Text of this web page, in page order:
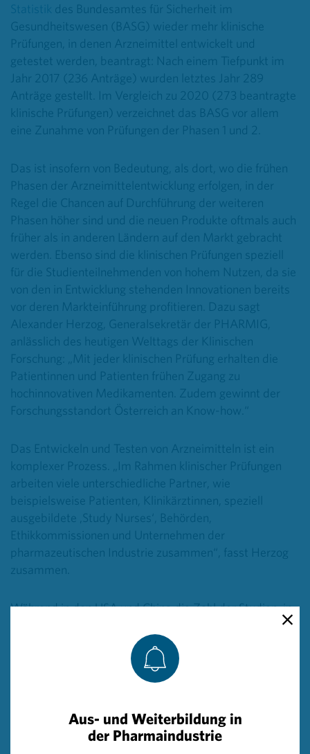
Statistik des Bundesamtes für Sicherheit im
Gesundheitswesen (BASG) wieder mehr klinische
Prüfungen, in denen Arzneimittel entwickelt und
getestet werden, beantragt: Nach einem Tiefpunkt im
Jahr 2017 (236 Anträge) wurden letztes Jahr 289
Anträge gestellt. Im Vergleich zu 2020 (273 beantragte
klinische Prüfungen) verzeichnet das BASG vor allem
eine Zunahme von Prüfungen der Phasen 1 und 2.
Das ist insofern von Bedeutung, als dort, wo die frühen
Phasen der Arzneimittelentwicklung erfolgen, in der
Regel die Chancen auf Durchführung der weiteren
Phasen höher sind und die neuen Produkte oftmals auch
früher als in anderen Ländern auf den Markt gebracht
werden. Ebenso sind die klinischen Prüfungen speziell
für die Studienteilnehmenden von hohem Nutzen, da sie
von den in Entwicklung stehenden Innovationen bereits
vor deren Markteinführung profitieren. Dazu sagt
Alexander Herzog, Generalsekretär der PHARMIG,
anlässlich des heutigen Welttags der Klinischen
Forschung: „Mit jeder klinischen Prüfung erhalten die
Patientinnen und Patienten frühen Zugang zu
hochinnovativen Medikamenten. Zudem gewinnt der
Forschungsstandort Österreich an Know-how.“
Das Entwickeln und Testen von Arzneimitteln ist ein
komplexer Prozess. „Im Rahmen klinischer Prüfungen
arbeiten viele unterschiedliche Partner, wie
beispielsweise Patienten, Klinikärztinnen, speziell
ausgebildete ‚Study Nurses‘, Behörden,
Ethikkommissionen und Unternehmen der
pharmazeutischen Industrie zusammen“, fasst Herzog
zusammen.
Während in den USA und China die Zahl der Studien, in
kontinuierlich steigt, hat die EU in den letzten Jahren
deutlich an Boden verloren. Mit der Einführung der
Clinical Trials Regulation (CTR) hebt die EU-Kommission
einheitliches Niveau mit dem Ziel, Europa als
Forschungsstandort attraktiver zu machen. Einige
Vorteile der CTR sind die nun EU-weit einheitlicheren
Aus- und Weiterbildung in
der Pharmaindustrie